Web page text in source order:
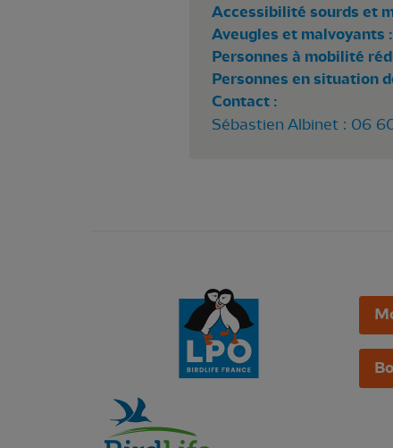
Accessibilité sourds et
Aveugles et malvoyants :
Personnes à mobilité
Personnes en situation
Contact :
Sébastien Albinet : 06